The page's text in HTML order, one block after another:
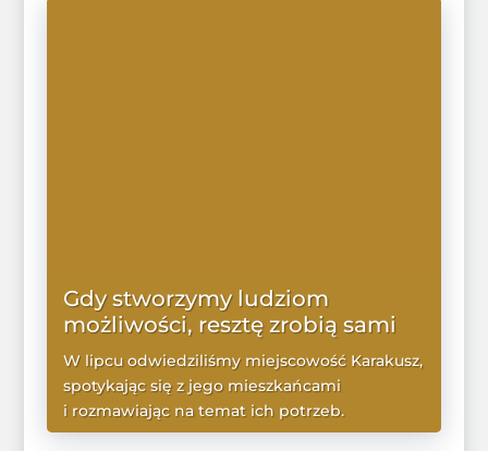
Gdy stworzymy ludziom
możliwości, resztę zrobią sami
W lipcu odwiedziliśmy miejscowość Karakusz,
spotykając się z jego mieszkańcami
i rozmawiając na temat ich potrzeb.